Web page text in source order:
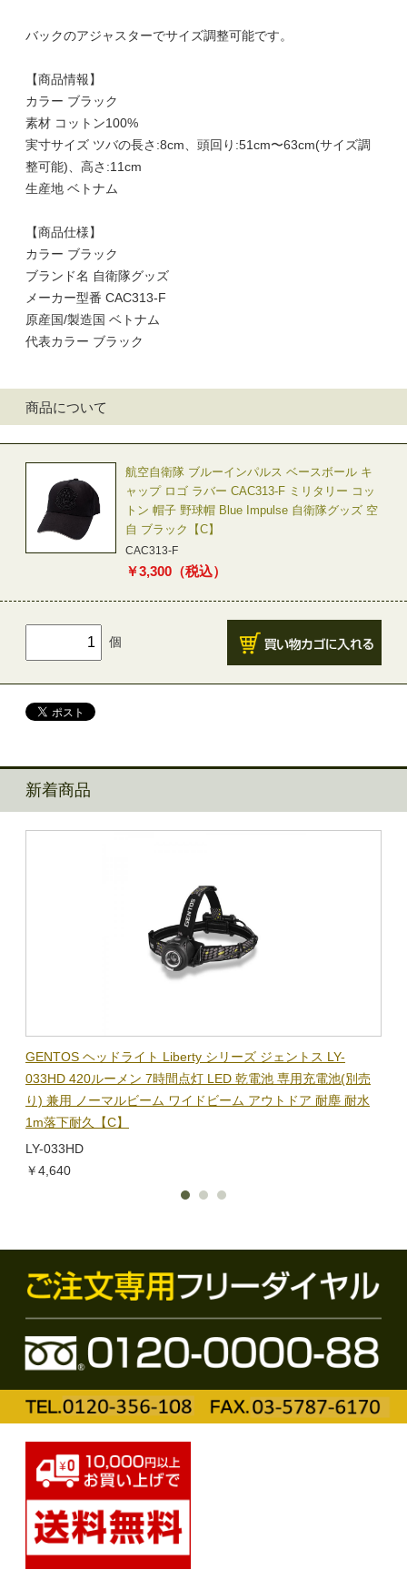
バックのアジャスターでサイズ調整可能です。
【商品情報】
カラー ブラック
素材 コットン100%
実寸サイズ ツバの長さ:8cm、頭回り:51cm〜63cm(サイズ調
整可能)、高さ:11cm
生産地 ベトナム
【商品仕様】
カラー ブラック
ブランド名 自衛隊グッズ
メーカー型番 CAC313-F
原産国/製造国 ベトナム
代表カラー ブラック
商品について
航空自衛隊 ブルーインパルス ベースボール キ
ャップ ロゴ ラバー CAC313-F ミリタリー コッ
トン 帽子 野球帽 Blue Impulse 自衛隊グッズ 空
自 ブラック【C】
CAC313-F
￥3,300 （税込）
個
新着商品
GENTOS ヘッドライト Liberty シリーズ ジェントス LY-
033HD 420ルーメン 7時間点灯 LED 乾電池 専用充電池(別売
り) 兼用 ノーマルビーム ワイドビーム アウトドア 耐塵 耐水
1m落下耐久【C】
LY-033HD
￥4,640